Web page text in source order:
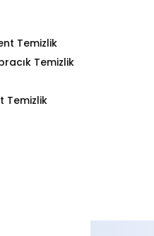
Temizlik
Temizlik
Temizlik